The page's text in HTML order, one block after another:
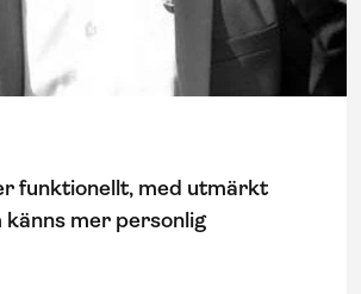
funktionellt, med utmärkt
mer personlig